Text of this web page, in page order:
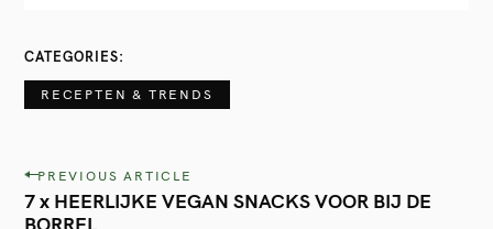
CATEGORIES
RECEPTEN & TRENDS
P
o
PREVIOUS ARTICLE
7 x HEERLIJKE VEGAN SNACKS VOOR BIJ DE